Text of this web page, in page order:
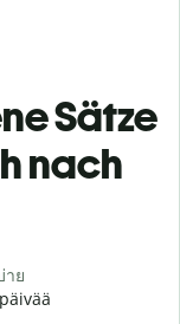
Sätze
nach
ย